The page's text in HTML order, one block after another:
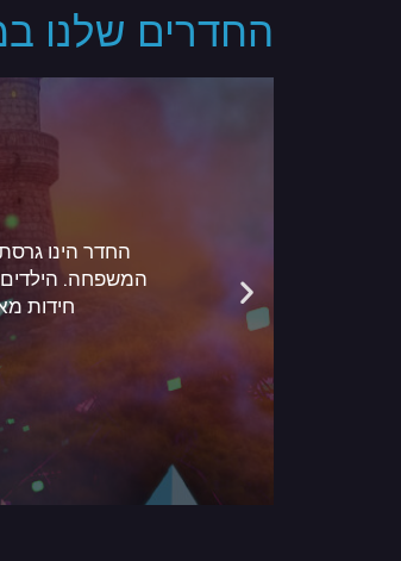
החדרים שלנו
ספר סודות
וחזרה בעל
תוך כדי המשחק כך